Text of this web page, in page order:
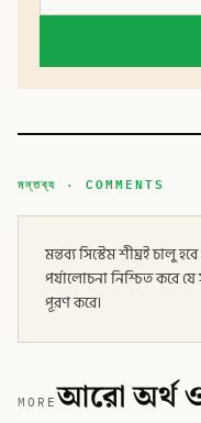
মন্তব্য · COMMENTS
মন্তব্য সিস্টেম শীঘ্রই
পর্যালোচনা নিশ্চিত করে
পূরণ করে।
MOREআরো অর্থ